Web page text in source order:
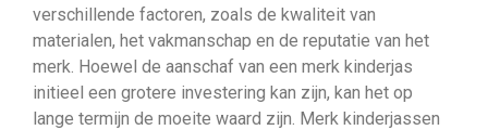
verschillende factoren, zoals de kwaliteit van
materialen, het vakmanschap en de reputatie van het
merk. Hoewel de aanschaf van een merk kinderjas
initieel een grotere investering kan zijn, kan het op
lange termijn de moeite waard zijn. Merk kinderjassen